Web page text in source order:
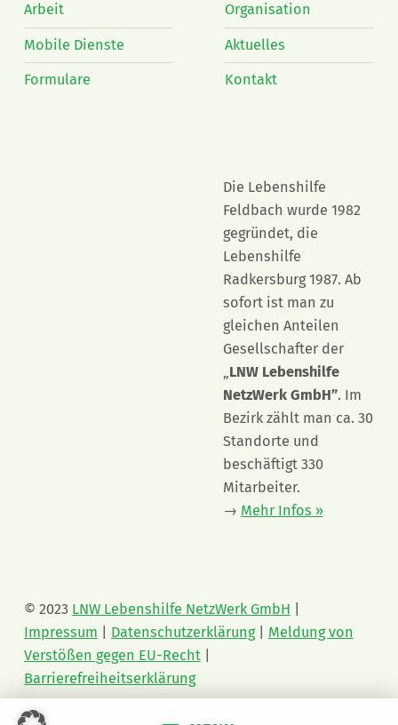
Arbeit
Mobile Dienste
Formulare
Organisation
Aktuelles
Kontakt
Die Lebenshilfe
Feldbach wurde 1982
gegründet, die
Lebenshilfe
Radkersburg 1987. Ab
sofort ist man zu
gleichen Anteilen
Gesellschafter der
„LNW Lebenshilfe
NetzWerk GmbH”. Im
Bezirk zählt man ca. 30
Standorte und
beschäftigt 330
Mitarbeiter.
→ Mehr Infos »
© 2023 LNW Lebenshilfe NetzWerk GmbH
Impressum
Datenschutzerklärung
Meldung von
Verstößen gegen EU-Recht|
Barrierefreiheitserklärung